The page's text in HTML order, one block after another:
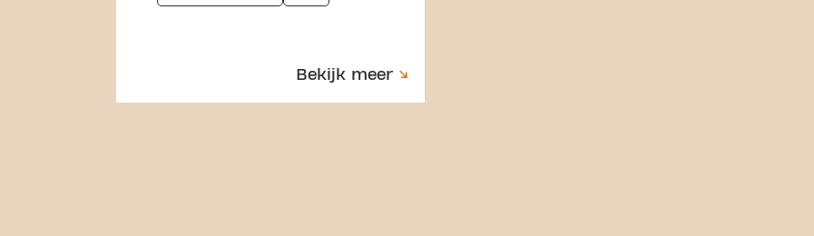
Bekijk meer